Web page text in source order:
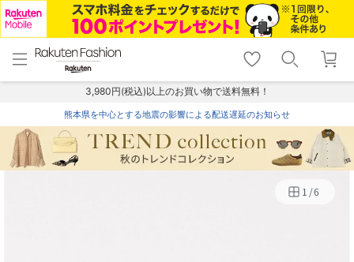
menu home
トップ
shopping_cart lock_outline
ログイン
3,980円(税込)以上のお買い物で送料無料！
熊本県を中心とする地震の影響による配送遅延のお知らせ
1 /6